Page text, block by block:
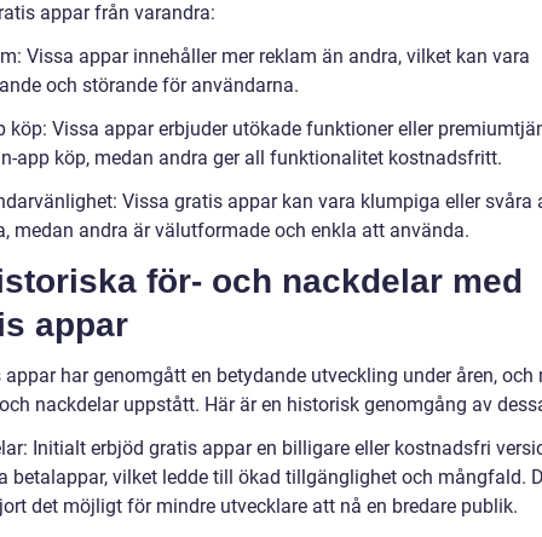
appar från varandra:
Vissa appar innehåller mer reklam än andra, vilket kan vara
och störande för användarna.
köp: Vissa appar erbjuder utökade funktioner eller
app köp, medan andra ger all funktionalitet kostnadsfritt.
Vissa gratis appar kan vara klumpiga eller svåra
medan andra är välutformade och enkla att använda.
för- och nackdelar med
appar
har genomgått en betydande utveckling under åren, och
nackdelar uppstått. Här är en historisk genomgång av
Initialt erbjöd gratis appar en billigare eller kostnadsfri
betalappar, vilket ledde till ökad tillgänglighet och mångfald.
det möjligt för mindre utvecklare att nå en bredare publik.